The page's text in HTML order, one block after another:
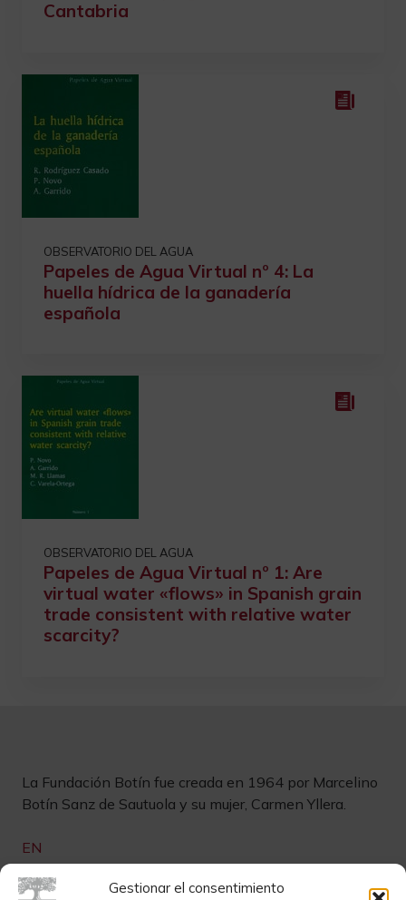
Gestionar el consentimiento
Cantabria
OBSERVATORIO DEL AGUA
Papeles de Agua Virtual nº 4: La
huella hídrica de la ganadería
española
OBSERVATORIO DEL AGUA
Papeles de Agua Virtual nº 1: Are
virtual water «flows» in Spanish grain
trade consistent with relative water
scarcity?
La Fundación Botín fue creada en 1964 por Marcelino
Botín Sanz de Sautuola y su mujer, Carmen Yllera.
EN
Links de interés